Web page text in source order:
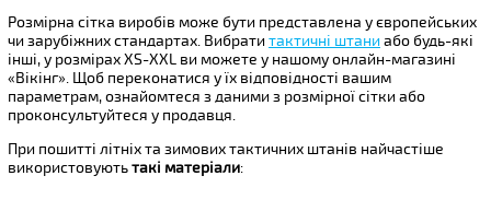
Розмірна сітка виробів може бути представлена ​​у європейських
чи зарубіжних стандартах. Вибратитактичні штаниабо будь-які
інші, у розмірах XS-XXL ви можете у нашому онлайн-магазині
«Вікінг». Щоб переконатися у їх відповідності вашим
параметрам, ознайомтеся з даними з розмірної сітки або
проконсультуйтеся у продавця.
При пошитті літніх та зимових тактичних штанів найчастіше
використовуютьтакі матеріали: